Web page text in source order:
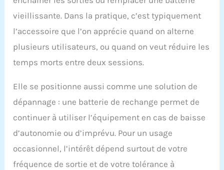
vieillissante. Dans la pratique, c’est typiquement
l’accessoire que l’on apprécie quand on alterne
plusieurs utilisateurs, ou quand on veut réduire les
temps morts entre deux sessions.
Elle se positionne aussi comme une solution de
dépannage : une batterie de rechange permet de
continuer à utiliser l’équipement en cas de baisse
d’autonomie ou d’imprévu. Pour un usage
occasionnel, l’intérêt dépend surtout de votre
fréquence de sortie et de votre tolérance à